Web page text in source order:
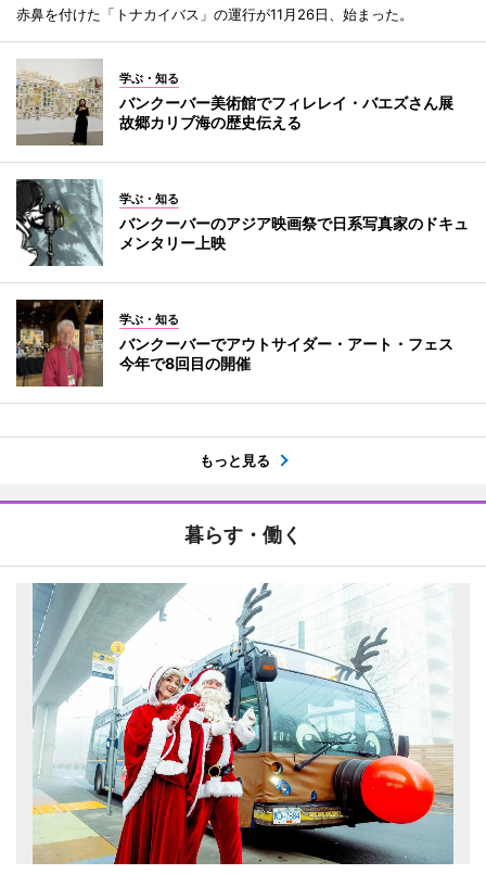
赤鼻を付けた「トナカイバス」の運行が11月26日、始まった。
学ぶ・知る
バンクーバー美術館でフィレレイ・バエズさん展
故郷カリブ海の歴史伝える
学ぶ・知る
バンクーバーのアジア映画祭で日系写真家のドキュ
メンタリー上映
学ぶ・知る
バンクーバーでアウトサイダー・アート・フェス
今年で8回目の開催
もっと見る
暮らす・働く